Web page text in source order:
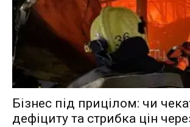
Бізнес під прицілом: чи
дефіциту та стрибка цін